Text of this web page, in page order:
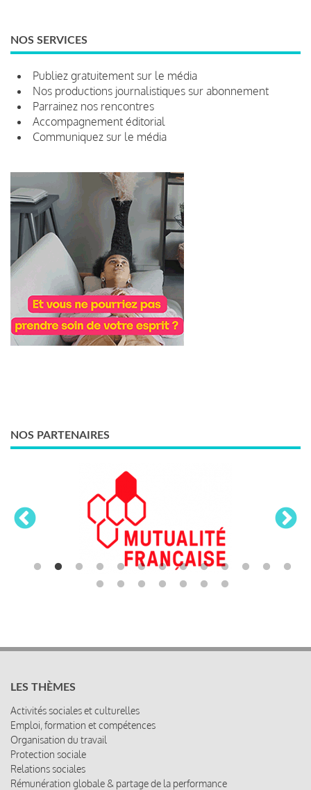
NOS SERVICES
Publiez gratuitement sur le média
Nos productions journalistiques sur abonnement
Parrainez nos rencontres
Accompagnement éditorial
Communiquez sur le média
NOS PARTENAIRES
LES THÈMES
Activités sociales et culturelles
Emploi, formation et compétences
Organisation du travail
Protection sociale
Relations sociales
Rémunération globale & partage de la performance